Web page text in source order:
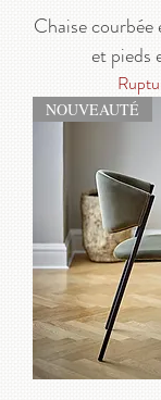
Chaise
et pieds
NOUVEAUTÉ